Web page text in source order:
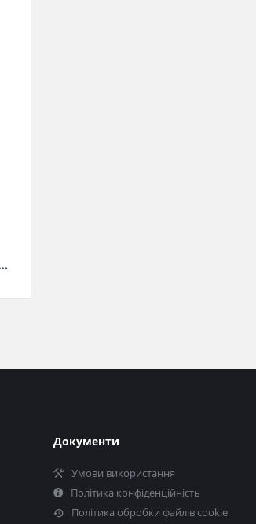
Документи
Умови використання
Політика конфіденційність
Політика обробки файлів cookie